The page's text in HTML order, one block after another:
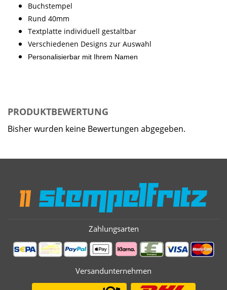
Buchstempel
Rund 40mm
Textplatte individuell gestaltbar
Verschiedenen Designs zur Auswahl
Personalisierbar mit Ihrem Namen
PRODUKTBEWERTUNG
Bisher wurden keine Bewertungen abgegeben.
Zahlungsarten
Versandunternehmen